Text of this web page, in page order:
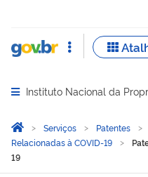
Abrir menu principal de
Instituto Nacional da
Você está aqui:
Página Inicial
Serviços Patentes
Relacionadas à COVID-19
19